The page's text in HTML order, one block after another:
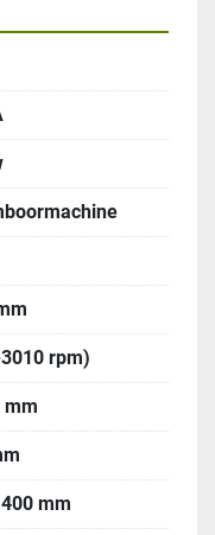
rpm)
mm
mm